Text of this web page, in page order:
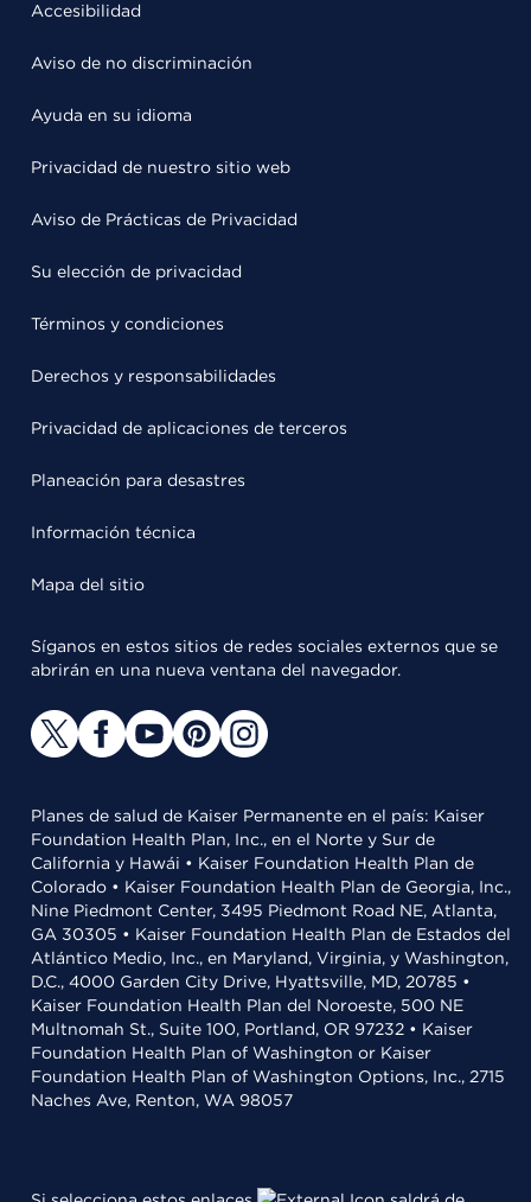
Accesibilidad
Aviso de no discriminación
Ayuda en su idioma
Privacidad de nuestro sitio web
Aviso de Prácticas de Privacidad
Su elección de privacidad
Términos y condiciones
Derechos y responsabilidades
Privacidad de aplicaciones de terceros
Planeación para desastres
Información técnica
Mapa del sitio
Síganos en estos sitios de redes sociales externos que se
abrirán en una nueva ventana del navegador.
Planes de salud de Kaiser Permanente en el país: Kaiser
Foundation Health Plan, Inc., en el Norte y Sur de
California y Hawái • Kaiser Foundation Health Plan de
Colorado • Kaiser Foundation Health Plan de Georgia, Inc.,
Nine Piedmont Center, 3495 Piedmont Road NE, Atlanta,
GA 30305 • Kaiser Foundation Health Plan de Estados del
Atlántico Medio, Inc., en Maryland, Virginia, y Washington,
D.C., 4000 Garden City Drive, Hyattsville, MD, 20785 •
Kaiser Foundation Health Plan del Noroeste, 500 NE
Multnomah St., Suite 100, Portland, OR 97232 • Kaiser
Foundation Health Plan of Washington or Kaiser
Foundation Health Plan of Washington Options, Inc., 2715
Naches Ave, Renton, WA 98057